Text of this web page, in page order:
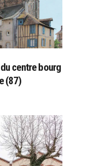
centre bourg
(87)